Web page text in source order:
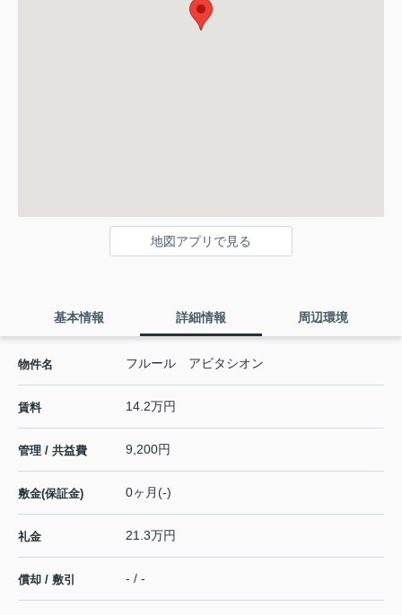
地図アプリで見る
基本情報 詳細情報 周辺環境
物件名 フルール アビタシオン
賃料 14.2万円
管理 / 共益費 9,200円
敷金(保証金) 0ヶ月(-)
礼金 21.3万円
償却 / 敷引 - / -